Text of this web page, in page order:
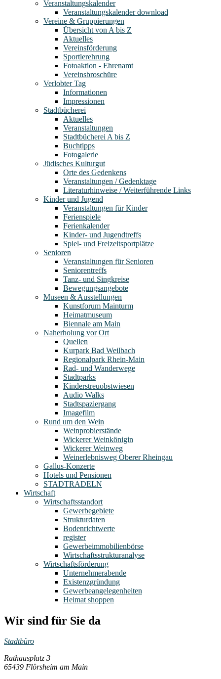
Veranstaltungskalender
Veranstaltungskalender download
Vereine & Gruppierungen
Übersicht von A bis Z
Aktuelles
Vereinsförderung
Sportlerehrung
Fotoaktion - Ehrenamt
Vereinsbroschüre
Verlobter Tag
Informationen
Impressionen
Stadtbücherei
Aktuelles
Veranstaltungen
Stadtbücherei A bis Z
Buchtipps
Fotogalerie
Jüdisches Kulturgut
Orte des Gedenkens
Veranstaltungen / Gedenktage
Literaturhinweise / Weiterführende Links
Kinder und Jugend
Veranstaltungen für Kinder
Ferienspiele
Ferienkalender
Kinder- und Jugendtreffs
Spiel- und Freizeitsportplätze
Senioren
Veranstaltungen für Senioren
Seniorentreffs
Tanz- und Singkreise
Bewegungsangebote
Museen & Ausstellungen
Kunstforum Mainturm
Heimatmuseum
Biennale am Main
Naherholung vor Ort
Quellen
Kurpark Bad Weilbach
Regionalpark Rhein-Main
Rad- und Wanderwege
Stadtparks
Kinderstreuobstwiesen
Audio Walks
Stadtspaziergang
Imagefilm
Rund um den Wein
Weinprobierstände
Wickerer Weinkönigin
Wickerer Weinweg
Weinerlebnisweg Oberer Rheingau
Gallus-Konzerte
Hotels und Pensionen
STADTRADELN
Wirtschaft
Wirtschaftsstandort
Gewerbegebiete
Strukturdaten
Bodenrichtwerte
register
Gewerbeimmobilienbörse
Wirtschaftsstrukturanalyse
Wirtschaftsförderung
Unternehmerabende
Existenzgründung
Gewerbeangelegenheiten
Heimat shoppen
Wir sind für Sie da
Stadtbüro
Rathausplatz 3
65439 Flörsheim am Main